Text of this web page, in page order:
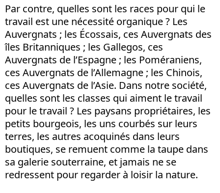
Par contre, quelles sont les races pour qui le
travail est une nécessité organique ? Les
Auvergnats ; les Écossais, ces Auvergnats des
îles Britanniques ; les Gallegos, ces
Auvergnats de l’Espagne ; les Poméraniens,
ces Auvergnats de l’Allemagne ; les Chinois,
ces Auvergnats de l’Asie. Dans notre société,
quelles sont les classes qui aiment le travail
pour le travail ? Les paysans propriétaires, les
petits bourgeois, les uns courbés sur leurs
terres, les autres acoquinés dans leurs
boutiques, se remuent comme la taupe dans
sa galerie souterraine, et jamais ne se
redressent pour regarder à loisir la nature.